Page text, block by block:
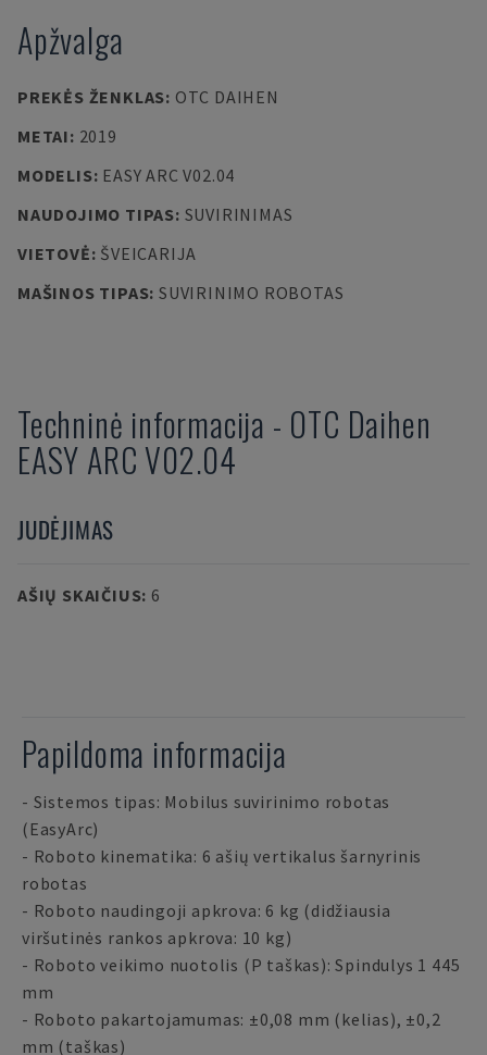
Apžvalga
PREKĖS ŽENKLAS: OTC DAIHEN
METAI: 2019
MODELIS: EASY ARC V02.04
NAUDOJIMO TIPAS: SUVIRINIMAS
VIETOVĖ: ŠVEICARIJA
MAŠINOS TIPAS: SUVIRINIMO ROBOTAS
Techninė informacija - OTC Daihen
EASY ARC V02.04
JUDĖJIMAS
AŠIŲ SKAIČIUS: 6
Papildoma informacija
- Sistemos tipas: Mobilus suvirinimo robotas
(EasyArc)
- Roboto kinematika: 6 ašių vertikalus šarnyrinis
robotas
- Roboto naudingoji apkrova: 6 kg (didžiausia
viršutinės rankos apkrova: 10 kg)
- Roboto veikimo nuotolis (P taškas): Spindulys 1 445
mm
- Roboto pakartojamumas: ±0,08 mm (kelias), ±0,2
mm (taškas)